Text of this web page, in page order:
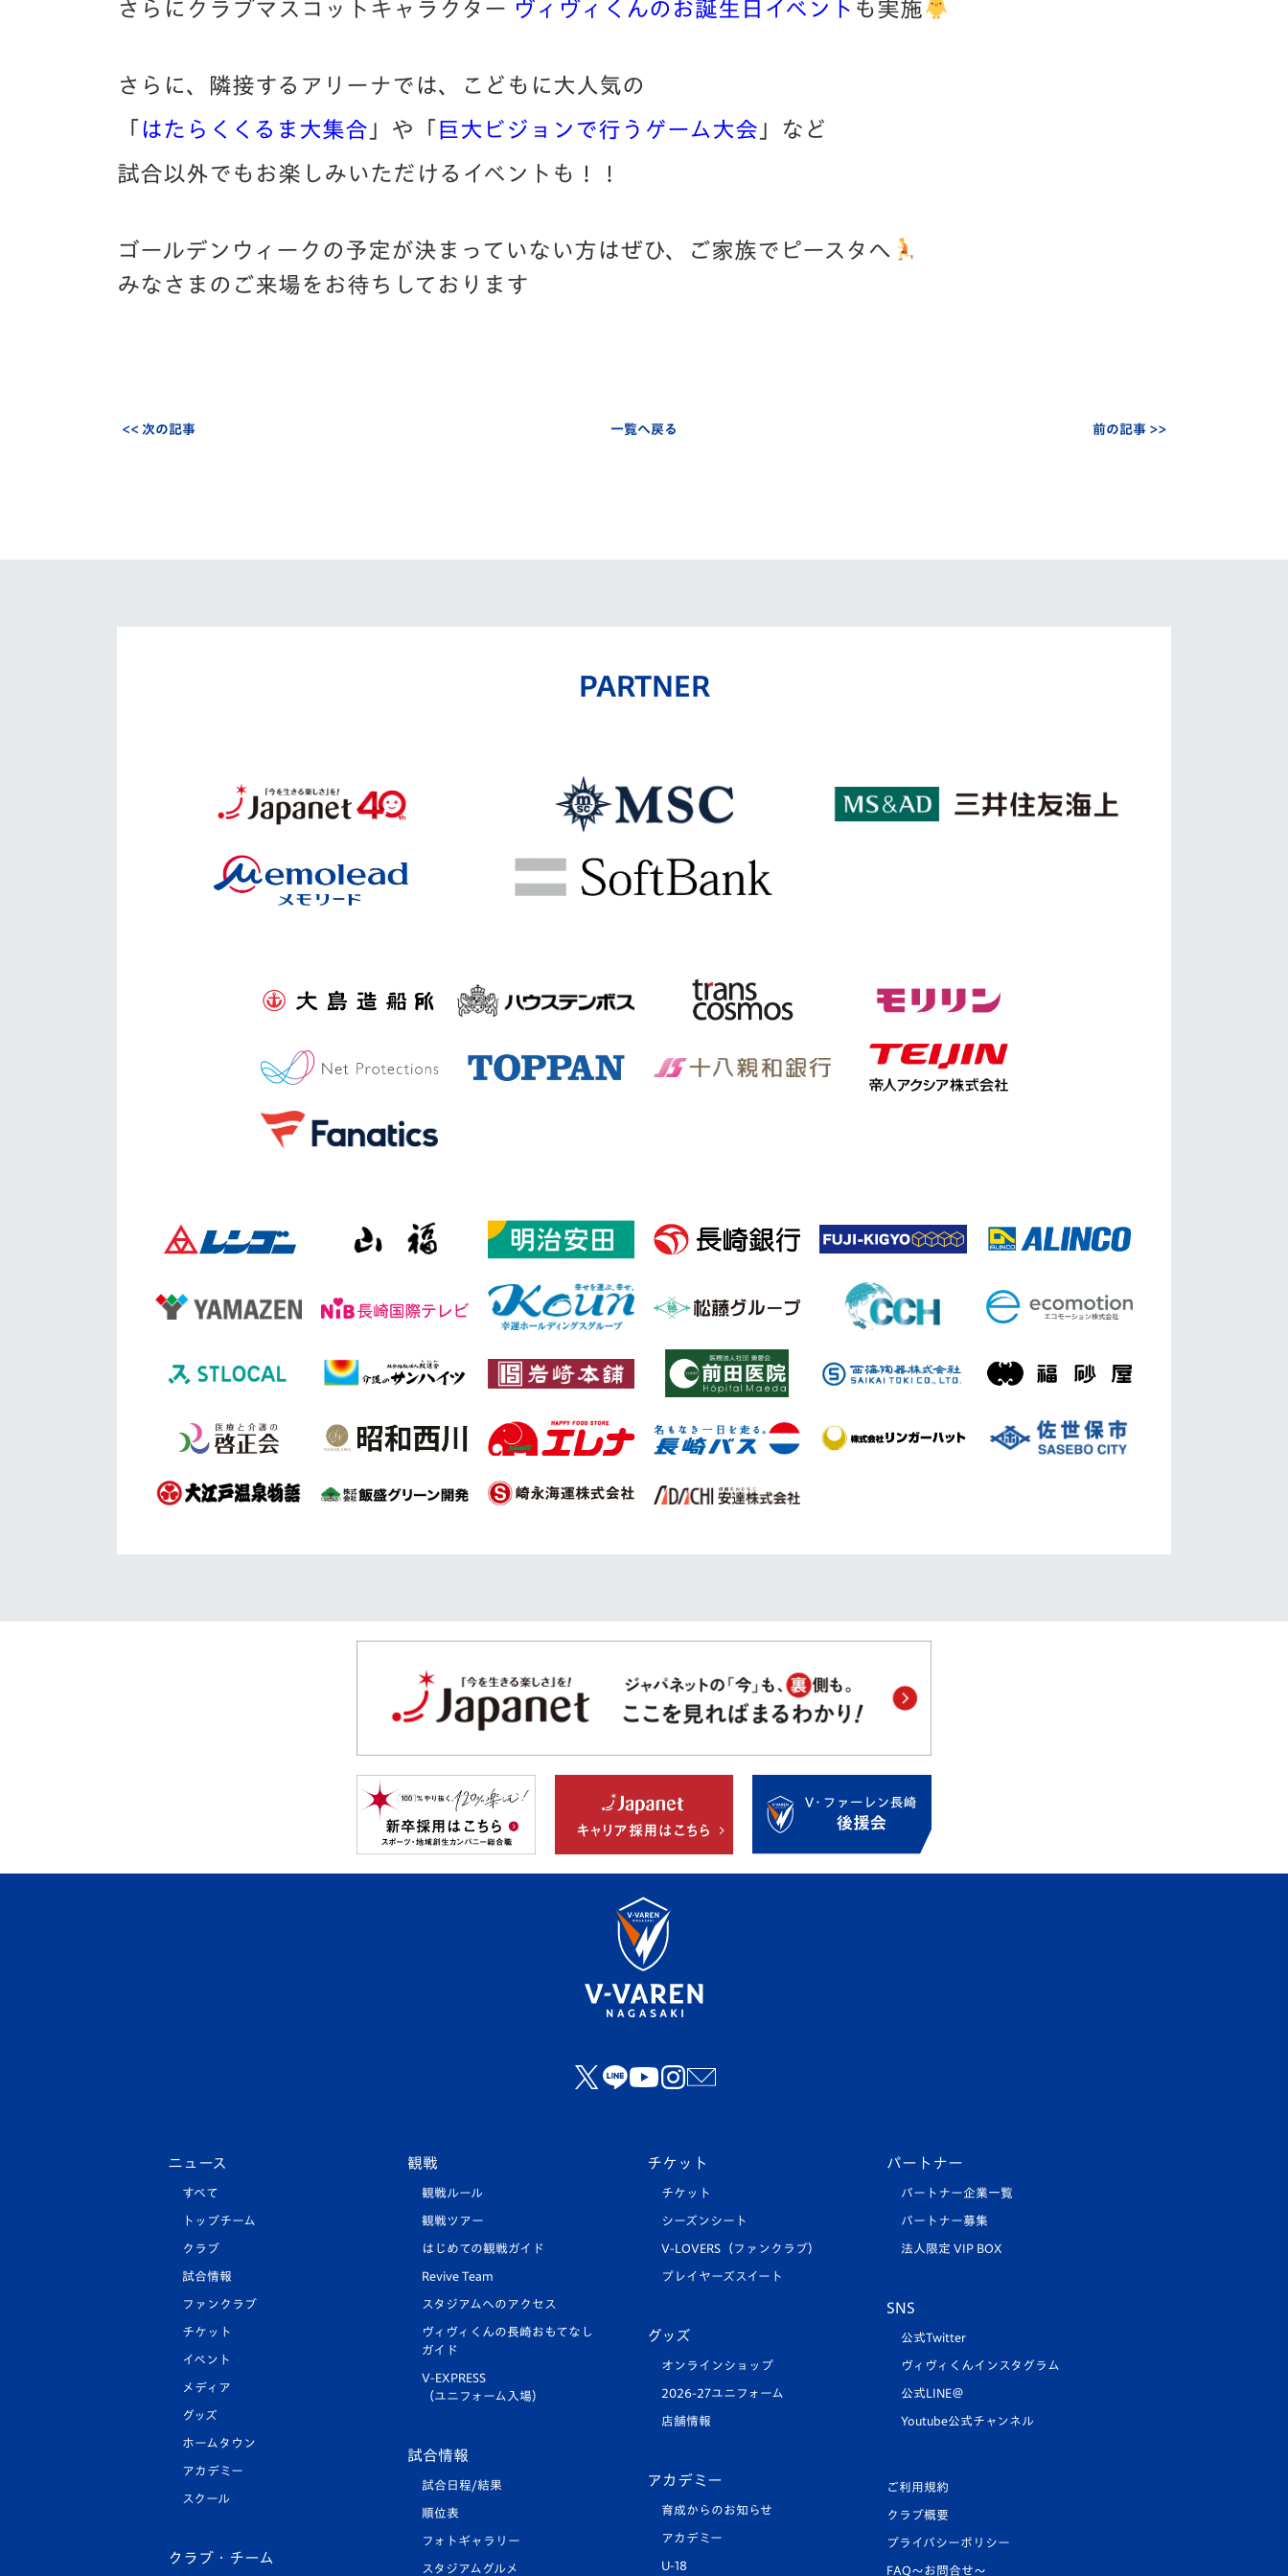
さらにクラブマスコットキャラクター ヴィヴィくんのお誕生日イベント も実施
さらに、隣接するアリーナでは、こどもに大人気の
「 はたらくくるま大集合 」や「 巨大ビジョンで行うゲーム大会 」など
試合以外でもお楽しみいただけるイベントも！！
ゴールデンウィークの予定が決まっていない方はぜひ、ご家族でピースタへ
みなさまのご来場をお待ちしております
<< 次の記事 一覧へ戻る 前の記事 >>
PARTNER
ニュース
すべて
トップチーム
クラブ
試合情報
ファンクラブ
チケット
イベント
メディア
グッズ
ホームタウン
アカデミー
スクール
クラブ・チーム
観戦
観戦ルール
観戦ツアー
はじめての観戦ガイド
Revive Team
スタジアムへのアクセス
ヴィヴィくんの長崎おもてなし
ガイド
V-EXPRESS
（ユニフォーム入場）
試合情報
試合日程/結果
順位表
フォトギャラリー
スタジアムグルメ
チケット
チケット
シーズンシート
V-LOVERS（ファンクラブ）
プレイヤーズスイート
グッズ
オンラインショップ
2026-27ユニフォーム
店舗情報
アカデミー
育成からのお知らせ
アカデミー
U-18
パートナー
パートナー企業一覧
パートナー募集
法人限定 VIP BOX
SNS
公式Twitter
ヴィヴィくんインスタグラム
公式LINE＠
Youtube公式チャンネル
ご利用規約
クラブ概要
プライバシーポリシー
FAQ〜お問合せ〜